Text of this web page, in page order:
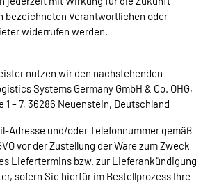
bezeichneten Verantwortlichen oder
widerrufen werden.
nutzen wir den nachstehenden
Systems Germany GmbH & Co. OHG,
1 – 7, 36286 Neuenstein, Deutschland
Adresse und/oder Telefonnummer gemäß
vor der Zustellung der Ware zum Zweck
Liefertermins bzw. zur Lieferankündigung
sofern Sie hierfür im Bestellprozess Ihre